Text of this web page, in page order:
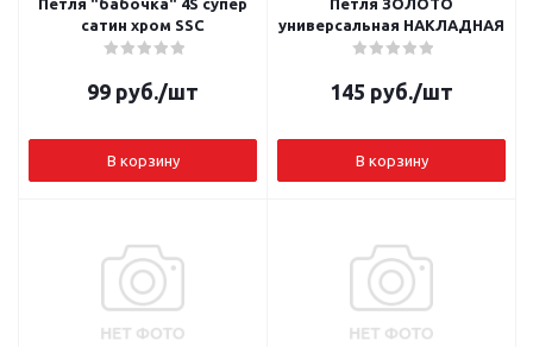
Петля "бабочка" 4S супер
сатин хром SSC
99 руб./шт
В корзину
Петля ЗОЛОТО
универсальная НАКЛАДНАЯ
145 руб./шт
В корзину